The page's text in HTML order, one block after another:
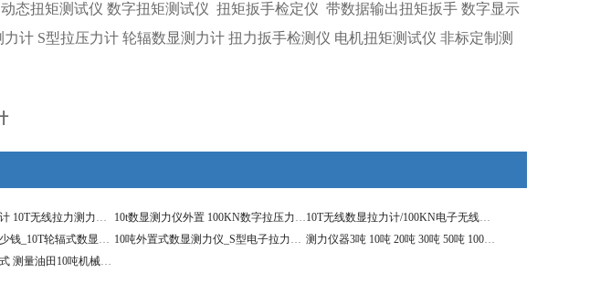
动态扭矩测试仪 数字扭矩测试仪 扭矩扳手检定仪 带数据输出扭矩扳手 数字显示
力计 S型拉压力计 轮辐数显测力计 扭力扳手检测仪 电机扭矩测试仪 非标定制测
10吨无线式拉力计 10T无线拉力测力计价格 10t数显测力仪外置 100KN数字拉压力计价格
10T无线数显拉力计/100KN电子无线拉力仪
10吨的测力计多少钱_10T轮辐式数显压力计 10吨外置式数显测力仪_S型电子拉力测试仪器
测力仪器3吨 10吨 20吨 30吨 50吨 100吨测力计价格
10吨测力仪机械式 测量油田10吨机械拉力表